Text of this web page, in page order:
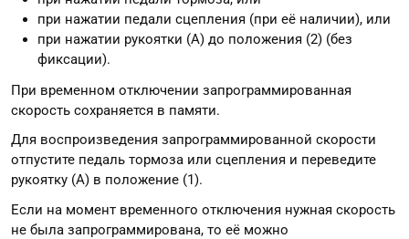
при нажатии педали сцепления (при её наличии), или
при нажатии рукоятки (А) до положения (2) (без
фиксации).
При временном отключении запрограммированная
скорость сохраняется в памяти.
Для воспроизведения запрограммированной скорости
отпустите педаль тормоза или сцепления и переведите
рукоятку (А) в положение (1).
Если на момент временного отключения нужная скорость
не была запрограммирована, то её можно